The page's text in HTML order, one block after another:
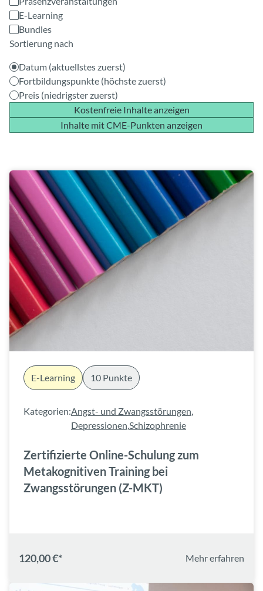
E-Learning
Bundles
Sortierung nach
Datum (aktuellstes zuerst)
Fortbildungspunkte (höchste zuerst)
Preis (niedrigster zuerst)
Kostenfreie Inhalte anzeigen
Inhalte mit CME-Punkten anzeigen
E-Learning 10 Punkte
Kategorien:Angst- und Zwangsstörungen,
Depressionen,Schizophrenie
Zertifizierte Online-Schulung zum
Metakognitiven Training bei
Zwangsstörungen (Z-MKT)
120,00 €* Mehr erfahren